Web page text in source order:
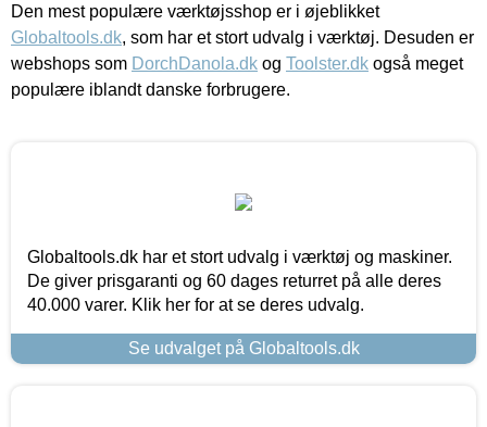
Den mest populære værktøjsshop er i øjeblikket
Globaltools.dk, som har et stort udvalg i værktøj. Desuden er
webshops som DorchDanola.dk og Toolster.dk også meget
populære iblandt danske forbrugere.
Globaltools.dk har et stort udvalg i værktøj og maskiner.
De giver prisgaranti og 60 dages returret på alle deres
40.000 varer. Klik her for at se deres udvalg.
Se udvalget på Globaltools.dk